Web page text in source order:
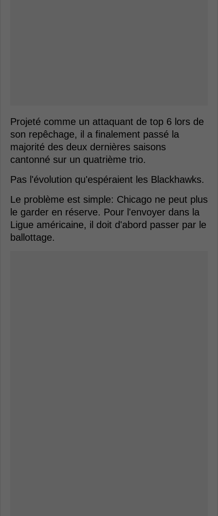
Projeté comme un attaquant de top 6 lors de
son repêchage, il a finalement passé la
majorité des deux dernières saisons
cantonné sur un quatrième trio.
Pas l'évolution qu'espéraient les Blackhawks.
Le problème est simple: Chicago ne peut plus
le garder en réserve. Pour l'envoyer dans la
Ligue américaine, il doit d'abord passer par le
ballottage.